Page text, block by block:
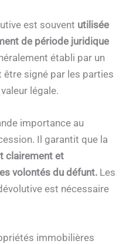
est souvent utilisée
de période juridique
établi par un
être signé par les parties
légale.
importance au
Il garantit que la
clairement et
volontés du défunt. Les
est nécessaire
immobilières